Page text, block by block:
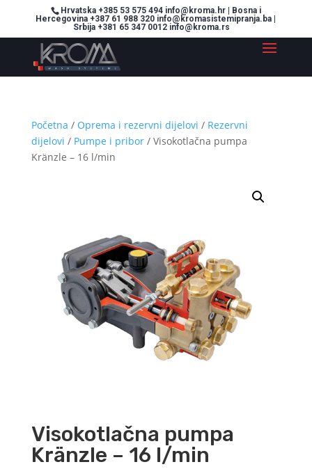
Hrvatska +385 53 575 494 info@kroma.hr | Bosna i
Hercegovina +387 61 988 320 info@kromasistemipranja.ba |
Srbija +381 65 347 0012 info@kroma.rs
Početna / Oprema i rezervni dijelovi / Rezervni
dijelovi / Pumpe i pribor/ Visokotlačna pumpa
Kränzle – 16 l/min
Visokotlačna pumpa
Kränzle – 16 l/min